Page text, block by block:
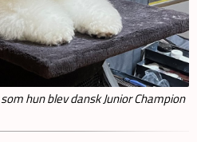
hun blev dansk Junior Champion